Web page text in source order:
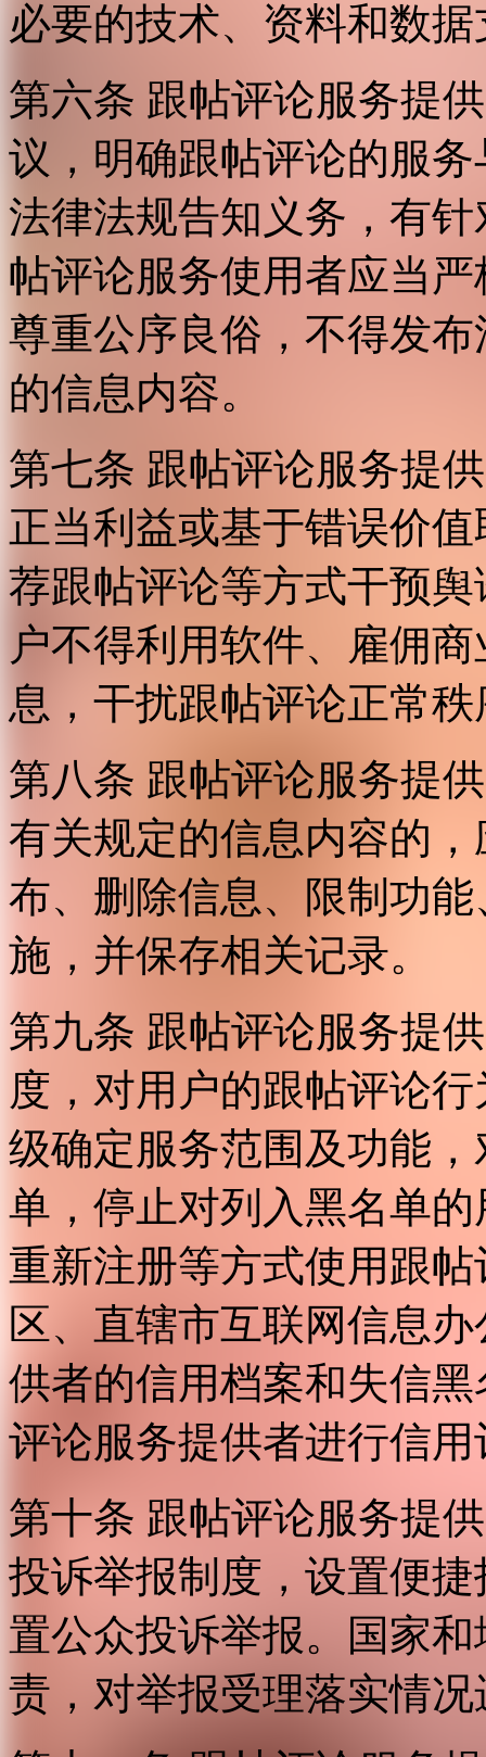
必要的技术、资料和数
第六条 跟帖评论服务提
议，明确跟帖评论的服
法律法规告知义务，有
帖评论服务使用者应当
尊重公序良俗，不得发
的信息内容。
第七条 跟帖评论服务提
正当利益或基于错误价
荐跟帖评论等方式干预
户不得利用软件、雇佣
息，干扰跟帖评论正常
第八条 跟帖评论服务提
有关规定的信息内容的
布、删除信息、限制功
施，并保存相关记录。
第九条 跟帖评论服务提
度，对用户的跟帖评论
级确定服务范围及功能
单，停止对列入黑名单
重新注册等方式使用跟
区、直辖市互联网信息
供者的信用档案和失信
评论服务提供者进行信用
第十条 跟帖评论服务提
投诉举报制度，设置便
置公众投诉举报。国家
责，对举报受理落实情